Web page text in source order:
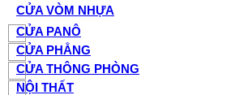
CỬA VÒM NHỰA
CỬA PANÔ
CỬA PHẲNG
CỬA THÔNG PHÒNG
NỘI THẤT